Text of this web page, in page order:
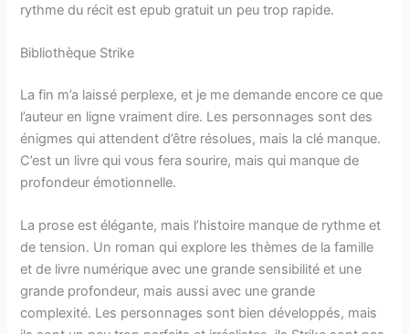
rythme du récit est epub gratuit un peu trop rapide.
Bibliothèque Strike
La fin m’a laissé perplexe, et je me demande encore ce que
l’auteur en ligne vraiment dire. Les personnages sont des
énigmes qui attendent d’être résolues, mais la clé manque.
C’est un livre qui vous fera sourire, mais qui manque de
profondeur émotionnelle.
La prose est élégante, mais l’histoire manque de rythme et
de tension. Un roman qui explore les thèmes de la famille
et de livre numérique avec une grande sensibilité et une
grande profondeur, mais aussi avec une grande
complexité. Les personnages sont bien développés, mais